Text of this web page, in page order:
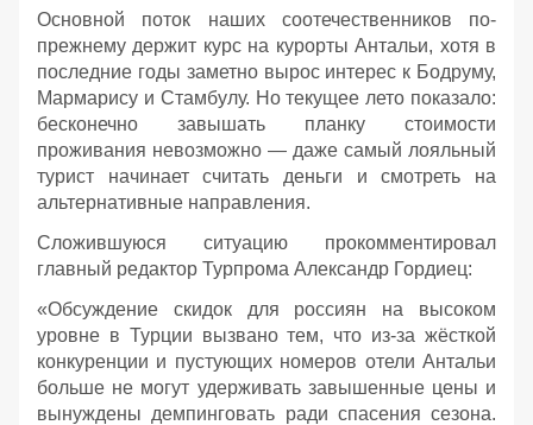
Основной поток наших соотечественников по-
прежнему держит курс на курорты Антальи, хотя в
последние годы заметно вырос интерес к Бодруму,
Мармарису и Стамбулу. Но текущее лето показало:
бесконечно завышать планку стоимости
проживания невозможно — даже самый лояльный
турист начинает считать деньги и смотреть на
альтернативные направления.
Сложившуюся ситуацию прокомментировал
главный редактор Турпрома Александр Гордиец:
«Обсуждение скидок для россиян на высоком
уровне в Турции вызвано тем, что из-за жёсткой
конкуренции и пустующих номеров отели Антальи
больше не могут удерживать завышенные цены и
вынуждены демпинговать ради спасения сезона.